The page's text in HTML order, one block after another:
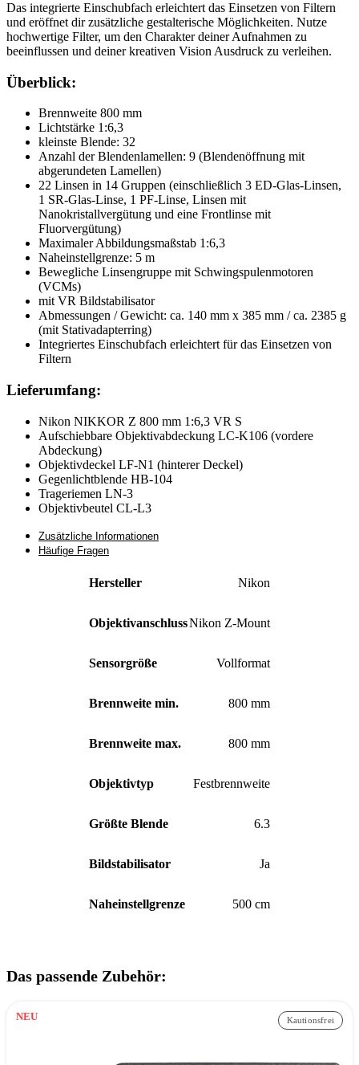
Das integrierte Einschubfach erleichtert das Einsetzen von Filtern
und eröffnet dir zusätzliche gestalterische Möglichkeiten. Nutze
hochwertige Filter, um den Charakter deiner Aufnahmen zu
beeinflussen und deiner kreativen Vision Ausdruck zu verleihen.
Überblick:
Brennweite 800 mm
Lichtstärke 1:6,3
kleinste Blende: 32
Anzahl der Blendenlamellen: 9 (Blendenöffnung mit
abgerundeten Lamellen)
22 Linsen in 14 Gruppen (einschließlich 3 ED-Glas-Linsen,
1 SR-Glas-Linse, 1 PF-Linse, Linsen mit
Nanokristallvergütung und eine Frontlinse mit
Fluorvergütung)
Maximaler Abbildungsmaßstab 1:6,3
Naheinstellgrenze: 5 m
Bewegliche Linsengruppe mit Schwingspulenmotoren
(VCMs)
mit VR Bildstabilisator
Abmessungen / Gewicht: ca. 140 mm x 385 mm / ca. 2385 g
(mit Stativadapterring)
Integriertes Einschubfach erleichtert für das Einsetzen von
Filtern
Lieferumfang:
Nikon NIKKOR Z 800 mm 1:6,3 VR S
Aufschiebbare Objektivabdeckung LC-K106 (vordere
Abdeckung)
Objektivdeckel LF-N1 (hinterer Deckel)
Gegenlichtblende HB-104
Trageriemen LN-3
Objektivbeutel CL-L3
Zusätzliche Informationen
Häufige Fragen
Hersteller Nikon
ObjektivanschlussNikon Z-Mount
Sensorgröße Vollformat
Brennweite min. 800 mm
Brennweite max. 800 mm
Objektivtyp Festbrennweite
Größte Blende 6.3
Bildstabilisator Ja
Naheinstellgrenze 500 cm
Das passende Zubehör:
NEU Kautionsfrei